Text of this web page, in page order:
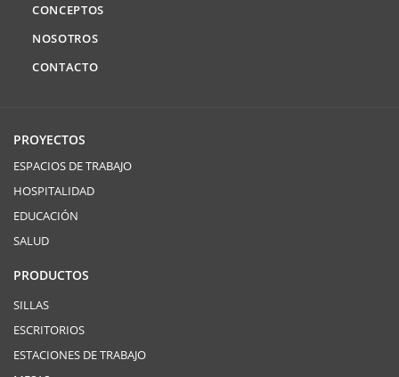
CONCEPTOS
NOSOTROS
CONTACTO
PROYECTOS
ESPACIOS DE TRABAJO
HOSPITALIDAD
EDUCACIÓN
SALUD
PRODUCTOS
SILLAS
ESCRITORIOS
ESTACIONES DE TRABAJO